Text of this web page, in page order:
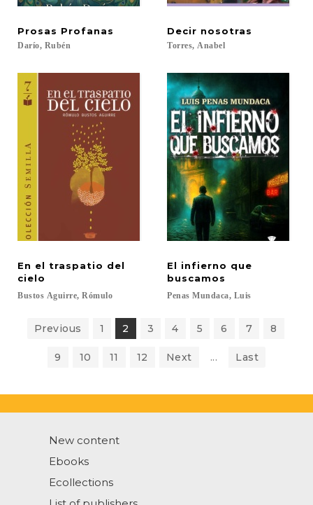
Prosas Profanas
Darío, Rubén
Decir nosotras
Torres, Anabel
En el traspatio del
cielo
Bustos Aguirre, Rómulo
El infierno que
buscamos
Penas Mundaca, Luis
Previous 1 2 3 4 5 6 7 8
9 10 11 12 Next ... Last
New content
Ebooks
Ecollections